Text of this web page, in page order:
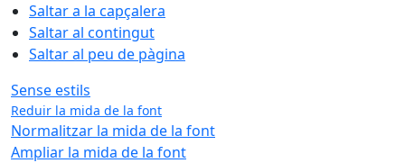
Saltar a la capçalera
Saltar al contingut
Saltar al peu de pàgina
Sense estils
Reduir la mida de la font
Normalitzar la mida de la font
Ampliar la mida de la font